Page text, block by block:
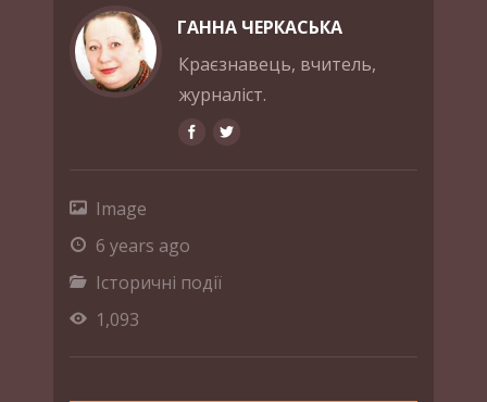
ГАННА ЧЕРКАСЬКА
Краєзнавець, вчитель,
журналіст.
Image
6 years ago
Історичні події
1,093